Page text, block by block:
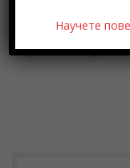
në sigurime dhe
për vitin 2025,
Научете